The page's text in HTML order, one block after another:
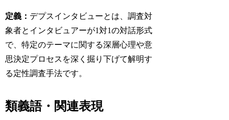
定義： デプスインタビューとは、調査対
象者とインタビュアーが1対1の対話形式
で、特定のテーマに関する深層心理や意
思決定プロセスを深く掘り下げて解明す
る定性調査手法です。
類義語・関連表現